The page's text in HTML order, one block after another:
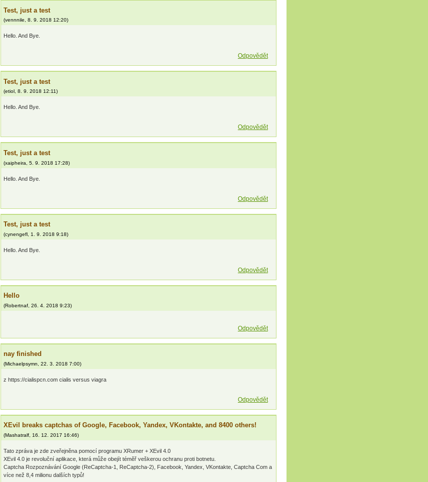
Test, just a test
(vennnile, 8. 9. 2018 12:20)
Hello. And Bye.
Odpovědět
Test, just a test
(etiol , 8. 9. 2018 12:11)
Hello. And Bye.
Odpovědět
Test, just a test
(xaipheira 5. 9. 2018 17:28)
Hello. And Bye.
Odpovědět
Test, just a test
(cynengefl 1. 9. 2018 9:18)
Hello. And Bye.
Odpovědět
Hello
(Robertnaf 26. 4. 2018 9:23)
Odpovědět
nay finished
(Michaelpsymn 22. 3. 2018 7:00)
z https://cialispcn.com cialis versus viagra
Odpovědět
XEvil breaks captchas of Google, Facebook, Yandex, VKontakte, and 8400 others!
(Mashatralf 16. 12. 2017 16:46)
Tato zpráva je zde zveřejněna pomocí programu XRumer + XEvil 4.0
XEvil 4.0 je revoluční aplikace, která může obejít téměř veškerou ochranu proti botnetu.
Captcha Rozpoznávání Google (ReCaptcha-1, ReCaptcha-2), Facebook, Yandex, VKontakte, Captcha Com a
více než 8,4 milionu dalších typů!